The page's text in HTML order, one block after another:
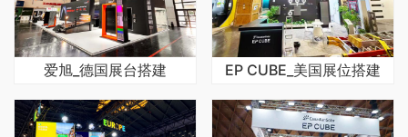
爱旭_德国展台搭建 EP CUBE_美国展位搭建